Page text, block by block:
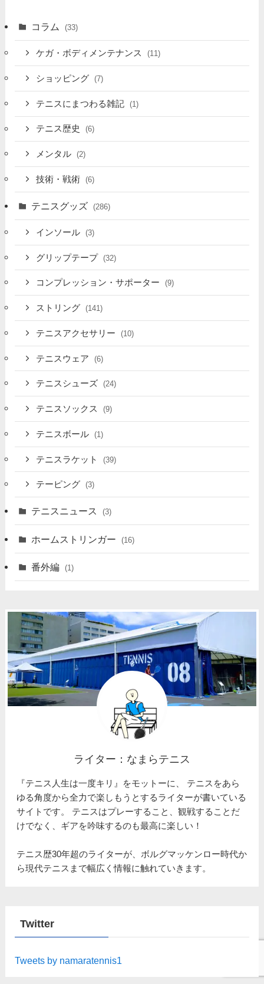
コラム (33)
ケガ・ボディメンテナンス (11)
ショッピング (7)
テニスにまつわる雑記 (1)
テニス歴史 (6)
メンタル (2)
技術・戦術 (6)
テニスグッズ (286)
インソール (3)
グリップテープ (32)
コンプレッション・サポーター (9)
ストリング (141)
テニスアクセサリー (10)
テニスウェア (6)
テニスシューズ (24)
テニスソックス (9)
テニスボール (1)
テニスラケット (39)
テーピング (3)
テニスニュース (3)
ホームストリンガー (16)
番外編 (1)
ライター：なまらテニス
『テニス人生は一度キリ』をモットーに、 テニスをあら
ゆる角度から全力で楽しもうとするライターが書いている
サイトです。 テニスはプレーすること、観戦することだ
けでなく、ギアを吟味するのも最高に楽しい！
テニス歴30年超のライターが、ボルグマッケンロー時代か
ら現代テニスまで幅広く情報に触れていきます。
Twitter
Tweets by namaratennis1